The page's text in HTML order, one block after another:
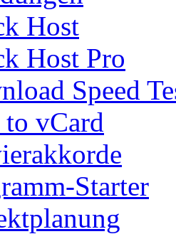
Host
Host Pro
Speed
to vCard
Starter